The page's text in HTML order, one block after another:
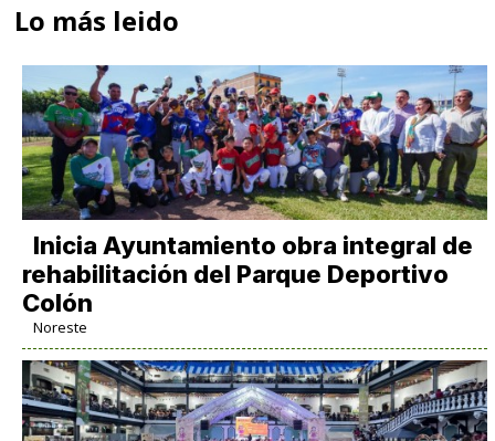
Lo más leido
Inicia Ayuntamiento obra integral de
rehabilitación del Parque Deportivo
Colón
Noreste